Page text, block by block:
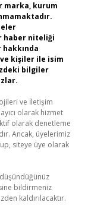
marka, kurum
haber niteliği
kişiler ile isim
bilgiler
ve İletişim
olarak hizmet
olarak denetleme
Ancak, üyelerimiz
siteye üye olarak
bildirmeniz
kaldırılacaktır.